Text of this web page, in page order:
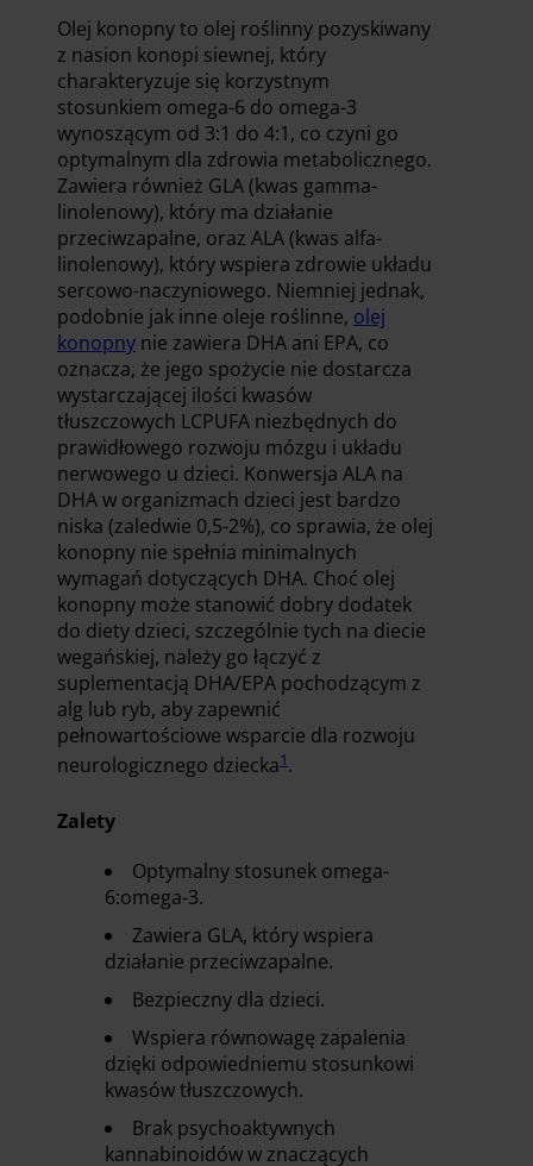
Olej konopny to olej roślinny pozyskiwany
z nasion konopi siewnej, który
charakteryzuje się korzystnym
stosunkiem omega-6 do omega-3
wynoszącym od 3:1 do 4:1, co czyni go
optymalnym dla zdrowia metabolicznego.
Zawiera również GLA (kwas gamma-
linolenowy), który ma działanie
przeciwzapalne, oraz ALA (kwas alfa-
linolenowy), który wspiera zdrowie układu
sercowo-naczyniowego. Niemniej jednak,
podobnie jak inne oleje roślinne, olej
konopny nie zawiera DHA ani EPA, co
oznacza, że jego spożycie nie dostarcza
wystarczającej ilości kwasów
tłuszczowych LCPUFA niezbędnych do
prawidłowego rozwoju mózgu i układu
nerwowego u dzieci. Konwersja ALA na
DHA w organizmach dzieci jest bardzo
niska (zaledwie 0,5-2%), co sprawia, że olej
konopny nie spełnia minimalnych
wymagań dotyczących DHA. Choć olej
konopny może stanowić dobry dodatek
do diety dzieci, szczególnie tych na diecie
wegańskiej, należy go łączyć z
suplementacją DHA/EPA pochodzącym z
alg lub ryb, aby zapewnić
pełnowartościowe wsparcie dla rozwoju
neurologicznego dziecka1.
Zalety
Optymalny stosunek omega-
6:omega-3.
Zawiera GLA, który wspiera
działanie przeciwzapalne.
Bezpieczny dla dzieci.
Wspiera równowagę zapalenia
dzięki odpowiedniemu stosunkowi
kwasów tłuszczowych.
Brak psychoaktywnych
kannabinoidów w znaczących